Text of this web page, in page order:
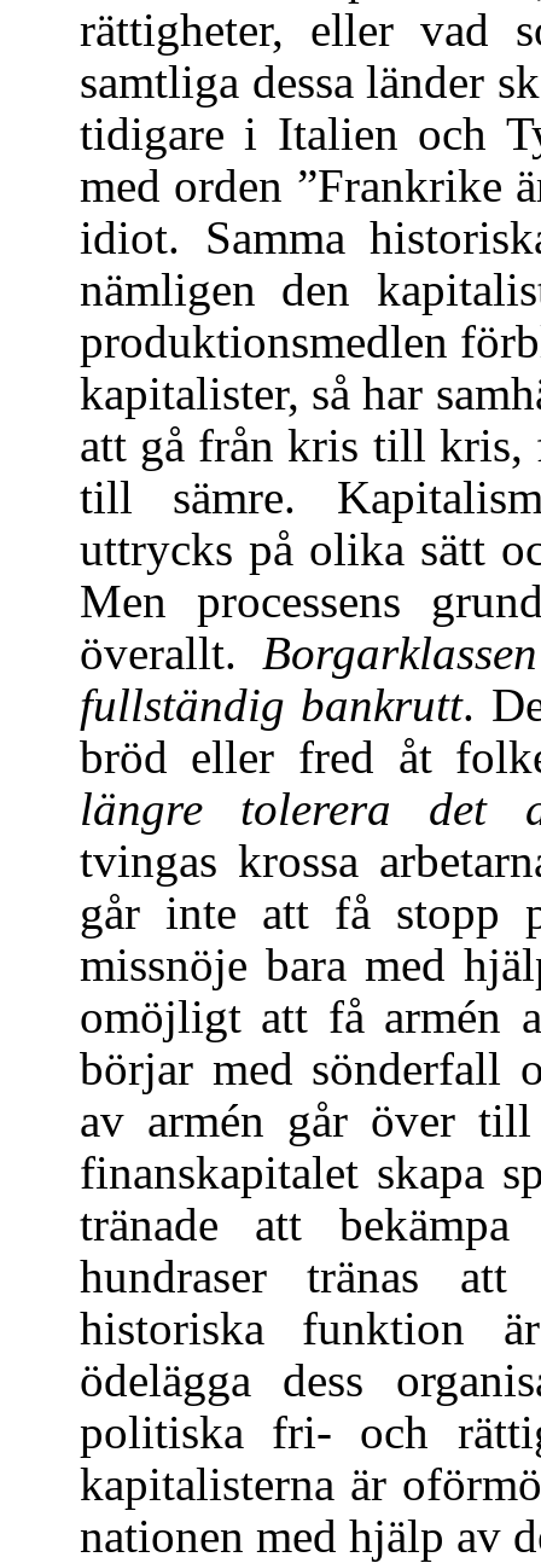
rättigheter, eller vad
samtliga dessa länder
tidigare i Italien och
med orden ”Frankrike
idiot. Samma
nämligen den
produktionsmedlen
kapitalister, så har
att gå från kris till kris,
till sämre.
uttrycks på olika sätt
Men processens
överallt.
fullständig bankrutt.
bröd eller fred åt
längre tolerera det
tvingas krossa
går inte att få stopp
missnöje bara med
omöjligt att få armén
börjar med sönderfall
av armén går över
finanskapitalet skapa
tränade att
hundraser tränas att
historiska funktion
ödelägga dess
politiska fri- och
kapitalisterna är
nationen med hjälp av